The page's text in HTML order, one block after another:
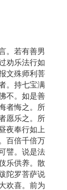
。若有善男
劝乐法行如
文殊师利菩
。持七宝满
不。如是善
者悔之。所
愿乐之。所
夜奉行如上
百倍千倍万
譬。说是法
乐供养。散
陀罗菩萨说
欢喜。前为